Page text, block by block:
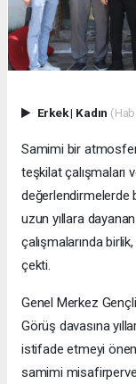
Erkek| Kadın
Samimi bir
teşkilat çalışmaları
değerlendirmelerde
uzun yıllara
çalışmalarında
çekti.
Genel Merkez
Görüş davasına
istifade etmeyi
samimi